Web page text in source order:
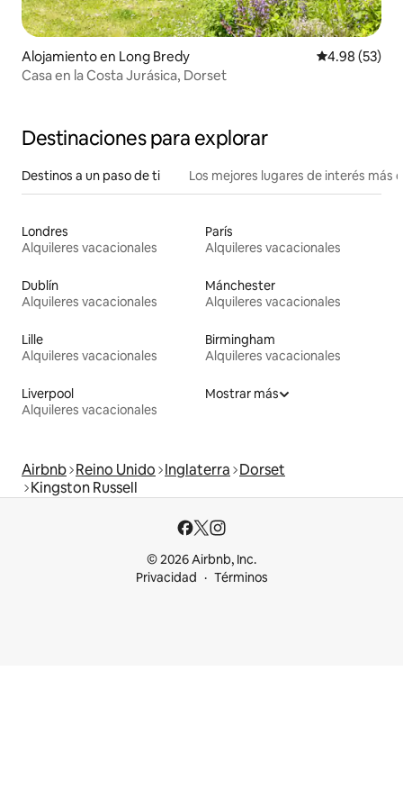
Alojamiento en Long Bredy Calificación
4.98 (53)
Casa en la Costa Jurásica, Dorset
Destinaciones para explorar
Destinos a un paso de ti Los mejores lugares de interés más
Londres
Alquileres vacacionales
París
Alquileres vacacionales
Dublín
Alquileres vacacionales
Mánchester
Alquileres vacacionales
Lille
Alquileres vacacionales
Birmingham
Alquileres vacacionales
Liverpool
Alquileres vacacionales
Mostrar más
Airbnb Reino Unido Inglaterra Dorset
Kingston Russell
© 2026 Airbnb, Inc.
Privacidad
Términos